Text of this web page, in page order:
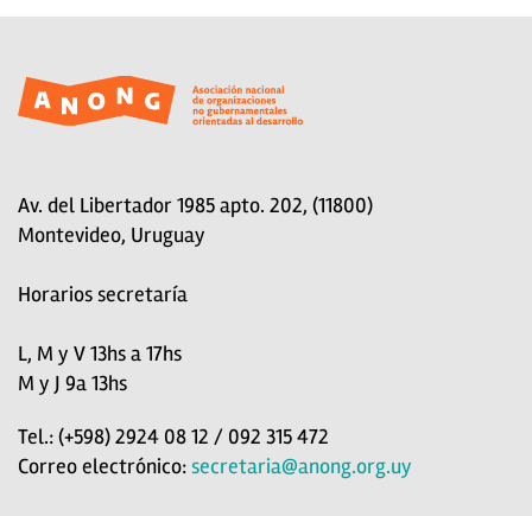
Av. del Libertador 1985 apto. 202, (11800)
Montevideo, Uruguay
Horarios secretaría
L, M y V 13hs a 17hs
M y J 9a 13hs
Tel.: (+598) 2924 08 12 / 092 315 472
Correo electrónico:secretaria@anong.org.uy